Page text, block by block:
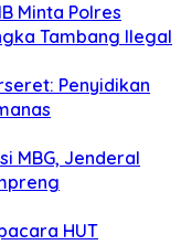
Minta Polres
Tambang Ilegal
Penyidikan
MBG, Jenderal
HUT